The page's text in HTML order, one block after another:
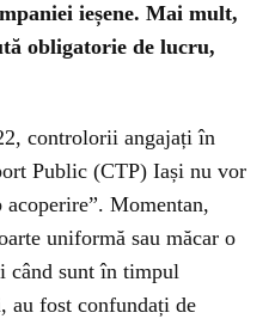
ieșene. Mai mult,
obligatorie de lucru,
controlorii angajați în
Public (CTP) Iași nu vor
Momentan,
uniformă sau măcar o
când sunt în timpul
au fost confundați de